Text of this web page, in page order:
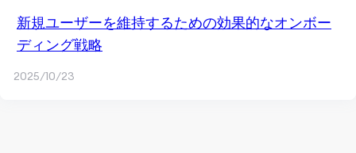
新規ユーザーを維持するための効果的なオンボー
ディング戦略
2025/10/23